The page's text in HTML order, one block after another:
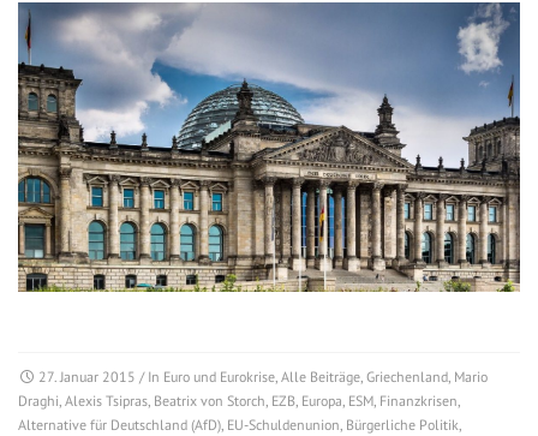
27. Januar 2015 / In Euro und Eurokrise, Alle Beiträge, Griechenland, Mario
Draghi, Alexis Tsipras, Beatrix von Storch, EZB, Europa, ESM, Finanzkrisen,
Alternative für Deutschland (AfD), EU-Schuldenunion, Bürgerliche Politik,